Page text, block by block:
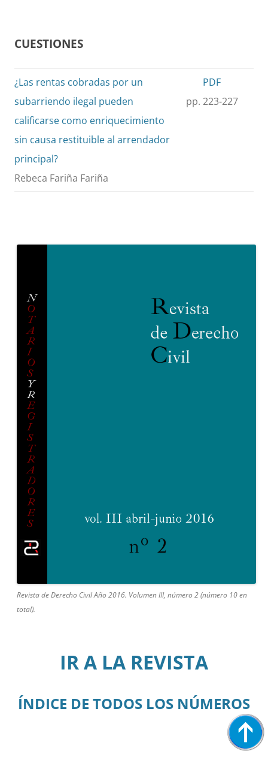
CUESTIONES
¿Las rentas cobradas por un
subarriendo ilegal pueden
calificarse como enriquecimiento
sin causa restituible al arrendador
principal?
Rebeca Fariña Fariña
PDF
pp. 223-227
Revista de Derecho Civil Año 2016. Volumen III, número 2 (número 10 en
total).
IR A LA REVISTA
ÍNDICE DE TODOS LOS NÚMEROS